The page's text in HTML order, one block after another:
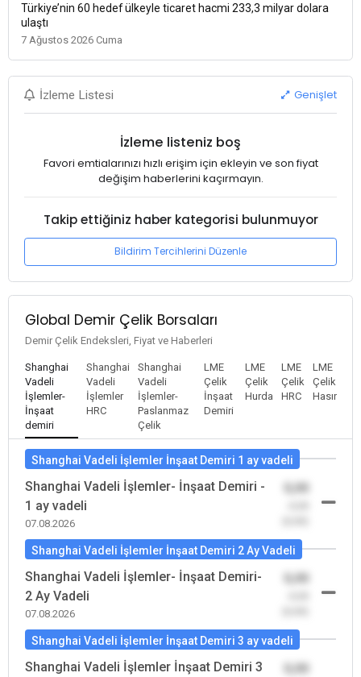
Türkiye’nin 60 hedef ülkeyle ticaret hacmi 233,3 milyar dolara
ulaştı
7 Ağustos 2026 Cuma
İzleme Listesi Genişlet
İzleme listeniz boş
Favori emtialarınızı hızlı erişim için ekleyin ve son fiyat
değişim haberlerini kaçırmayın.
Takip ettiğiniz haber kategorisi bulunmuyor
Bildirim Tercihlerini Düzenle
Global Demir Çelik Borsaları
Demir Çelik Endeksleri, Fiyat ve Haberleri
Shanghai
Vadeli
İşlemler-
İnşaat
demiri
Shanghai
Vadeli
İşlemler
HRC
Shanghai
Vadeli
İşlemler-
Paslanmaz
Çelik
LME
Çelik
İnşaat
Demiri
LME
Çelik
Hurda
LME
Çelik
HRC
LME
Çelik
Hasır
Shanghai Vadeli İşlemler İnşaat Demiri 1 ay vadeli
Shanghai Vadeli İşlemler- İnşaat Demiri -
1 ay vadeli
07.08.2026
Shanghai Vadeli İşlemler İnşaat Demiri 2 Ay Vadeli
Shanghai Vadeli İşlemler- İnşaat Demiri-
2 Ay Vadeli
07.08.2026
Shanghai Vadeli İşlemler İnşaat Demiri 3 ay vadeli
Shanghai Vadeli İşlemler İnşaat Demiri 3